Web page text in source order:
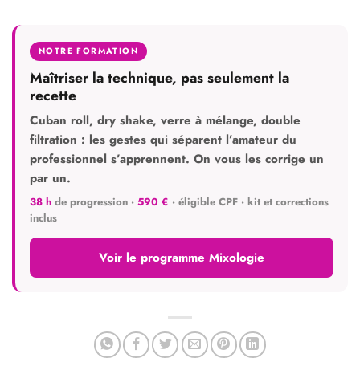
NOTRE FORMATION
Maîtriser la technique, pas seulement la
recette
Cuban roll, dry shake, verre à mélange, double
filtration : les gestes qui séparent l’amateur du
professionnel s’apprennent. On vous les corrige un
par un.
38 h de progression · 590 € · éligible CPF · kit et corrections
inclus
Voir le programme Mixologie